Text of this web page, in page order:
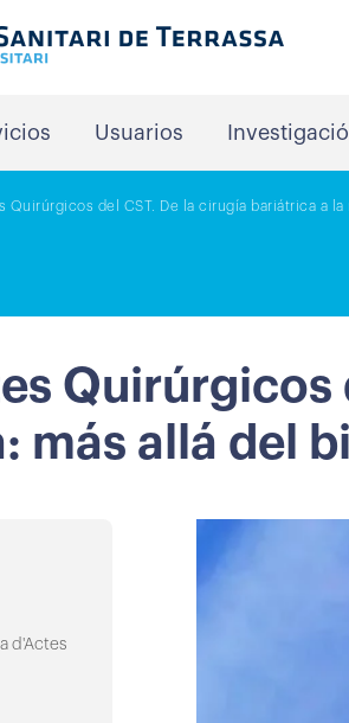
Usuarios
Quirúrgicos del CST. De la cirugía bariátrica a
Quirúrgicos
más allá del
d'Actes